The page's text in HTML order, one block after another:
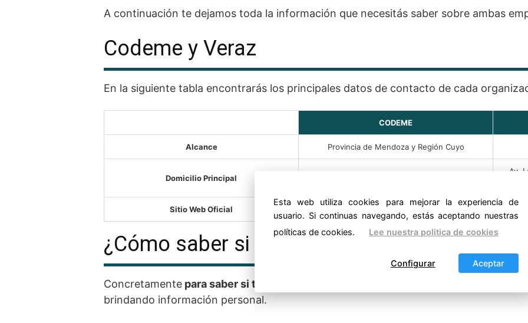
A continuación te dejamos toda la información que necesitás saber sobre ambas
Codeme y Veraz
En la siguiente tabla encontrarás los principales datos de contacto de cada
CODEME
Alcance Provincia de Mendoza y Región Cuyo
Domicilio Principal
Av.
Sitio Web Oficial www.codeme.com.ar
¿Cómo saber si estoy en Veraz o Codeme?
Concretamente para saber si te estás en los registro del Veraz o del Codeme
brindando información personal.
Esta web utiliza cookies para mejorar la experiencia de
usuario. Si continuas navegando, estás aceptando nuestras
políticas de cookies.
Lee nuestra politica de cookies
Aceptar
Configurar